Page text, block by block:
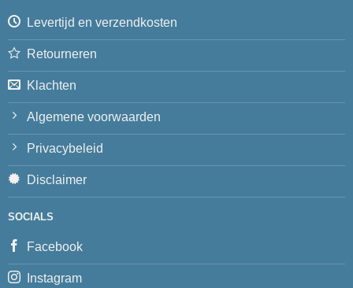
Levertijd en verzendkosten
Retourneren
Klachten
Algemene voorwaarden
Privacybeleid
Disclaimer
SOCIALS
Facebook
Instagram